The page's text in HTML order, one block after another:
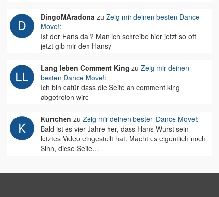
DingoMAradona zu Zeig mir deinen besten Dance
Move!:
Ist der Hans da ? Man ich schreibe hier jetzt so oft
jetzt gib mir den Hansy
Lang leben Comment King zu Zeig mir deinen
besten Dance Move!:
Ich bin dafür dass die Seite an comment king
abgetreten wird
Kurtchen zu Zeig mir deinen besten Dance Move!:
Bald ist es vier Jahre her, dass Hans-Wurst sein
letztes Video eingestellt hat. Macht es eigentlich noch
Sinn, diese Seite…